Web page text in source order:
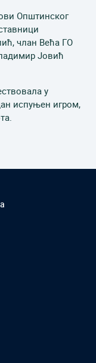
Општинског
члан Већа ГО
Јовић
у
испуњен игром,